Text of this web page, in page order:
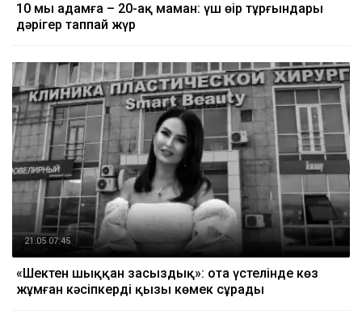
10 мың адамға – 20-ақ маман: үш өңір тұрғындары
дәрігер таппай жүр
21.05 07:45
«Шектен шыққан заңсыздық»: ота үстелінде көз
жұмған кәсіпкердің қызы көмек сұрады